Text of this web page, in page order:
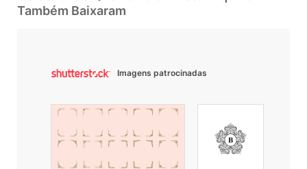
Também Baixaram
Imagens patrocinadas